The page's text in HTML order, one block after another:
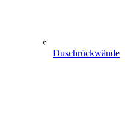
Duschrückwände